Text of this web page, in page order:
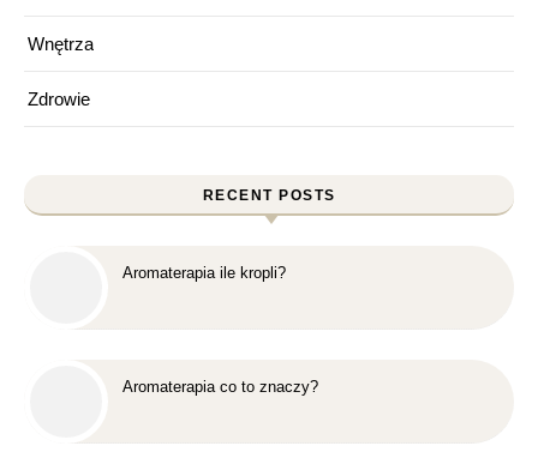
Wnętrza
Zdrowie
RECENT POSTS
Aromaterapia ile kropli?
Aromaterapia co to znaczy?